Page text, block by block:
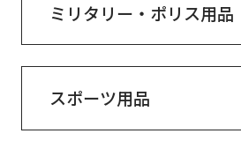
ミリタリー・ポリス用品
スポーツ用品